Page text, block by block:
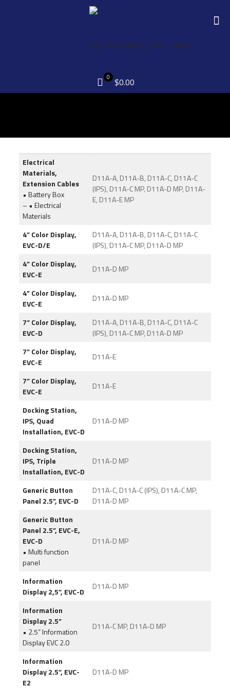
0 $0.00
Electrical
Materials,
Extension Cables
• Battery Box
– • Electrical
Materials
D11A-A, D11A-B, D11A-C, D11A-C
(IPS), D11A-C MP, D11A-D MP, D11A-
E, D11A-E MP
4” Color Display,
EVC-D/E
D11A-A, D11A-B, D11A-C, D11A-C
(IPS), D11A-C MP, D11A-D MP
4” Color Display,
EVC-E
D11A-D MP
4” Color Display,
EVC-E
D11A-D MP
7” Color Display,
EVC-D
D11A-A, D11A-B, D11A-C, D11A-C
(IPS), D11A-C MP, D11A-D MP
7” Color Display,
EVC-E
D11A-E
7” Color Display,
EVC-E
D11A-E
Docking Station,
IPS, Quad
Installation, EVC-D
D11A-D MP
Docking Station,
IPS, Triple
Installation, EVC-D
D11A-D MP
Generic Button
Panel 2.5”, EVC-D
D11A-C, D11A-C (IPS), D11A-C MP,
D11A-D MP
Generic Button
Panel 2.5”, EVC-E,
EVC-D
• Multi function
panel
D11A-D MP
Information
Display 2,5”, EVC-D
D11A-D MP
Information
Display 2.5”
• 2.5” Information
Display EVC 2.0
D11A-C MP, D11A-D MP
Information
Display 2.5”, EVC-
E2
D11A-D MP